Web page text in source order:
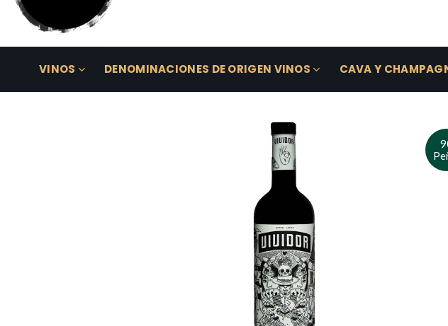
VINOS DENOMINACIONES DE ORIGEN VINOS CAVA Y